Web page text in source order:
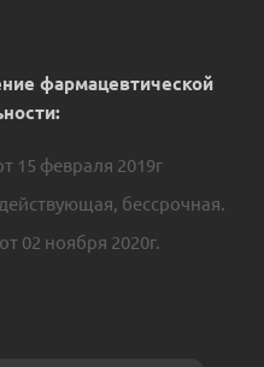
фармацевтической
15 февраля 2019г
бессрочная.
02 ноября 2020г.